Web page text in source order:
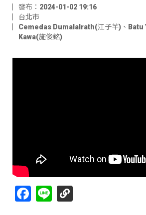
發布：2024-01-02 19:16
台北市
Cemedas Dumalalrath(江子芊) 、 Batu
Kawa(施俊銘)
Facebook
Line